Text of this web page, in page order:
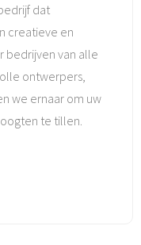
dat
creatieve en
bedrijven van alle
ontwerpers,
we ernaar om uw
te tillen.